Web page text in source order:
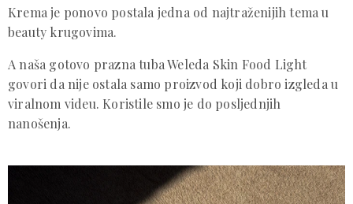
Krema je ponovo postala jedna od najtraženijih tema u
beauty krugovima.
A naša gotovo prazna tuba Weleda Skin Food Light
govori da nije ostala samo proizvod koji dobro izgleda u
viralnom videu. Koristile smo je do posljednjih
nanošenja.